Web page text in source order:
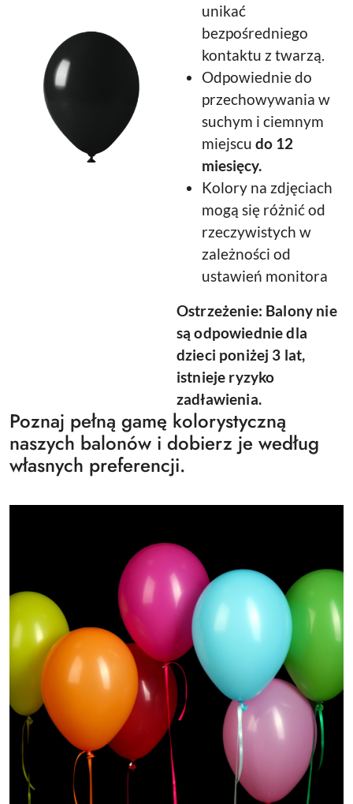
unikać
bezpośredniego
kontaktu z twarzą.
Odpowiednie do
przechowywania w
suchym i ciemnym
miejscu do 12
miesięcy.
Kolory na zdjęciach
mogą się różnić od
rzeczywistych w
zależności od
ustawień monitora
Ostrzeżenie: Balony nie
są odpowiednie dla
dzieci poniżej 3 lat,
istnieje ryzyko
zadławienia.
Poznaj pełną gamę kolorystyczną
naszych balonów i dobierz je według
własnych preferencji.